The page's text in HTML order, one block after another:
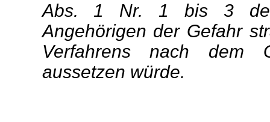
Abs. 1 Nr. 1 bis 3 der
Angehörigen der Gefahr
Verfahrens nach dem
aussetzen würde.